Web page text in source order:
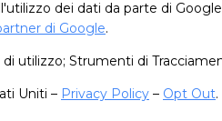
dei dati da parte di
di Google.
utilizzo; Strumenti di
Uniti – Privacy Policy – Opt Out.